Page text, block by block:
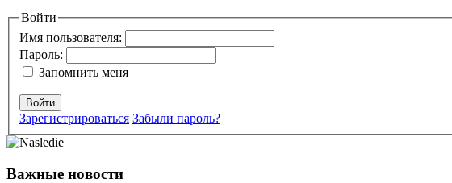
Ваш адрес email не будет опубликован. Обязательные поля помечены*
Комментарий*
Войти
Имя пользователя:
Пароль:
Запомнить меня
Войти
Зарегистрироваться Забыли пароль?
Важные новости